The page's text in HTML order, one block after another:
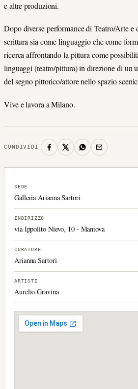
e altre produzioni.
Dopo diverse performance di Teatro/Arte e
scrittura sia come linguaggio che come
ricerca affrontando la pittura come
linguaggi (teatro/pittura) in direzione di un
del segno pittorico/attore nello spazio
Vive e lavora a Milano.
CONDIVIDI
SEDE
Galleria Arianna Sartori
INDIRIZZO
via Ippolito Nievo, 10 - Mantova
CURATORE
Arianna Sartori
ARTISTI
Aurelio Gravina